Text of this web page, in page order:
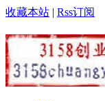
收藏本站 | Rss订阅